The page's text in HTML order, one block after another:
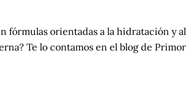
fórmulas orientadas a la hidratación y
Te lo contamos en el blog de